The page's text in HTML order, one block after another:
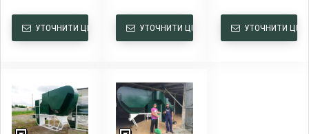
УТОЧНИТИ ЦІНУ УТОЧНИТИ ЦІНУ УТОЧНИТИ ЦІНУ